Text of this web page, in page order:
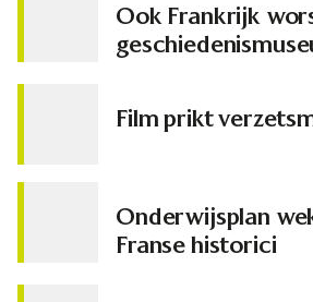
Ook Frankrijk
Film prikt
Onderwijsplan
Franse historici